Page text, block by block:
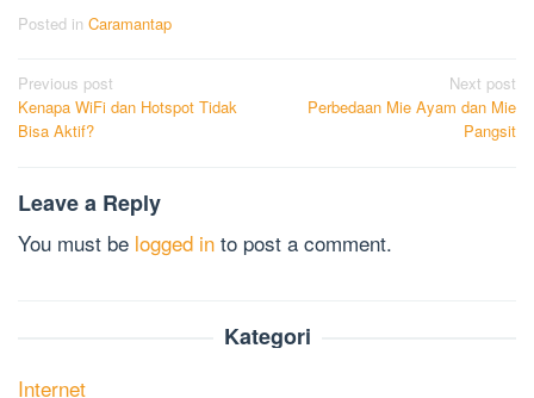
Posted in Caramantap
Post
navigation
Previous post
Kenapa WiFi dan Hotspot Tidak
Bisa Aktif?
Next post
Perbedaan Mie Ayam dan Mie
Pangsit
Leave a Reply
You must be logged in to post a comment.
Kategori
Internet